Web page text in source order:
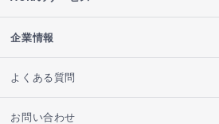
企業情報
よくある質問
お問い合わせ